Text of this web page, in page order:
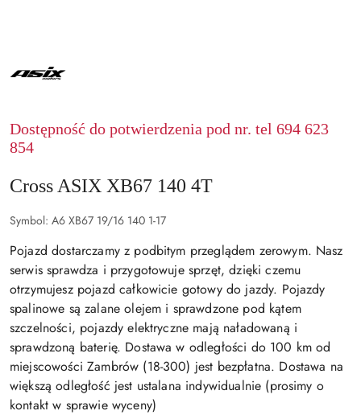
Dostępność do potwierdzenia pod nr. tel 694 623
854
Cross ASIX XB67 140 4T
Symbol: A6 XB67 19/16 140 1-17
Pojazd dostarczamy z podbitym przeglądem zerowym. Nasz
serwis sprawdza i przygotowuje sprzęt, dzięki czemu
otrzymujesz pojazd całkowicie gotowy do jazdy. Pojazdy
spalinowe są zalane olejem i sprawdzone pod kątem
szczelności, pojazdy elektryczne mają naładowaną i
sprawdzoną baterię. Dostawa w odległości do 100 km od
miejscowości Zambrów (18-300) jest bezpłatna. Dostawa na
większą odległość jest ustalana indywidualnie (prosimy o
kontakt w sprawie wyceny)